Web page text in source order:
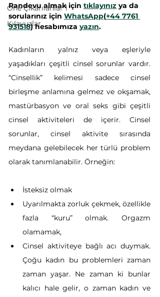
Öne Çıkarılanlar 1
Kılavuzlar
Randevu almak için tıklayınız ya da
sorularınız için WhatsApp(+44 7761
931518) hesabımıza yazın.
Kadınların yalnız veya eşleriyle
yaşadıkları çeşitli cinsel sorunlar vardır.
“Cinsellik” kelimesi sadece cinsel
birleşme anlamına gelmez ve okşamak,
mastürbasyon ve oral seks gibi çeşitli
cinsel aktiviteleri de içerir. Cinsel
sorunlar, cinsel aktivite sırasında
meydana gelebilecek her türlü problem
olarak tanımlanabilir. Örneğin:
İsteksiz olmak
Uyarılmakta zorluk çekmek, özellikle
fazla “kuru” olmak. Orgazm
olamamak,
Cinsel aktiviteye bağlı acı duymak.
Çoğu kadın bu problemleri zaman
zaman yaşar. Ne zaman ki bunlar
kalıcı hale gelir, o zaman kadın ve